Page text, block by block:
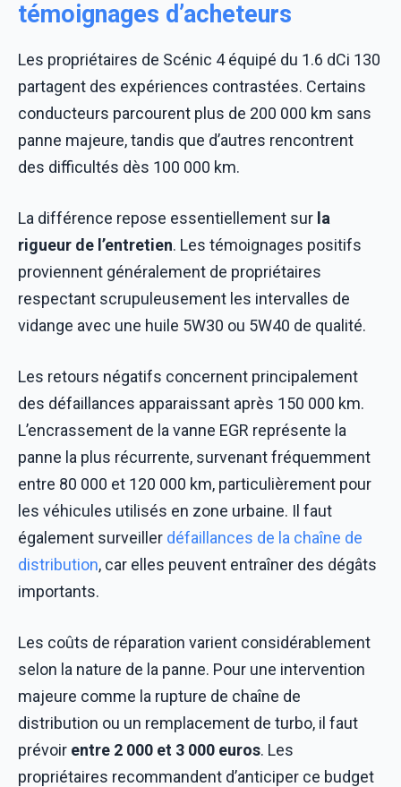
témoignages d’acheteurs
Les propriétaires de Scénic 4 équipé du 1.6 dCi 130
partagent des expériences contrastées. Certains
conducteurs parcourent plus de 200 000 km sans
panne majeure, tandis que d’autres rencontrent
des difficultés dès 100 000 km.
La différence repose essentiellement sur la
rigueur de l’entretien. Les témoignages positifs
proviennent généralement de propriétaires
respectant scrupuleusement les intervalles de
vidange avec une huile 5W30 ou 5W40 de qualité.
Les retours négatifs concernent principalement
des défaillances apparaissant après 150 000 km.
L’encrassement de la vanne EGR représente la
panne la plus récurrente, survenant fréquemment
entre 80 000 et 120 000 km, particulièrement pour
les véhicules utilisés en zone urbaine. Il faut
également surveiller défaillances de la chaîne de
distribution, car elles peuvent entraîner des dégâts
importants.
Les coûts de réparation varient considérablement
selon la nature de la panne. Pour une intervention
majeure comme la rupture de chaîne de
distribution ou un remplacement de turbo, il faut
prévoir entre 2 000 et 3 000 euros. Les
propriétaires recommandent d’anticiper ce budget